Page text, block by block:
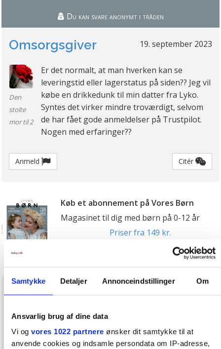
Samtykke Detaljer Annonceindstillinger Om
Ansvarlig brug af dine data
Vi og vores 1022 partnere ønsker dit samtykke til at
anvende cookies og indsamle persondata om IP-adresse,
Du kan svare anonymt i tråden
19. september 2023
Omsorgsgiver
Den
stolte
mor til 2
Er det normalt, at man hverken kan se
leveringstid eller lagerstatus på siden?? Jeg vil
købe en drikkedunk til min datter fra Lyko.
Syntes det virker mindre troværdigt, selvom
de har fået gode anmeldelser på Trustpilot.
Nogen med erfaringer??
Anmeld Citér
Køb et abonnement på Vores Børn
Magasinet til dig med børn på 0-12 år
Priser fra 149 kr.
nanan78
Jeg har købt en enkelt lille ting. Levering på 1-
2 dage og løbende orientering.